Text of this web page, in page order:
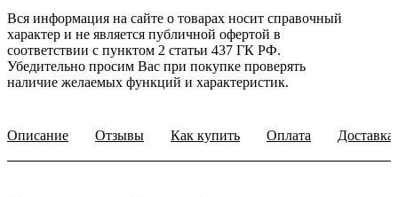
Вся информация на сайте о товарах носит справочный
характер и не является публичной офертой в
соответствии с пунктом 2 статьи 437 ГК РФ.
Убедительно просим Вас при покупке проверять
наличие желаемых функций и характеристик.
Описание Отзывы Как купить Оплата Доставка